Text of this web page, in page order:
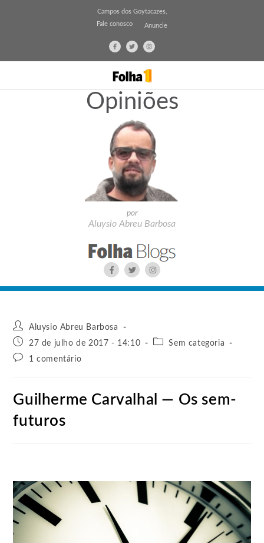
Campos dos Goytacazes,
Fale conosco
Anuncie
Opiniões
por
Aluysio Abreu Barbosa
Aluysio Abreu Barbosa
27 de julho de 2017 - 14:10
Sem categoria
1 comentário
Guilherme Carvalhal — Os sem-
futuros